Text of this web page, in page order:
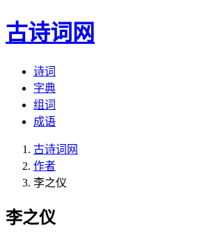
古诗词网
诗词
字典
组词
成语
古诗词网
作者
李之仪
李之仪